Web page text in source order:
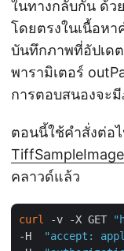
ในทางกลับกัน ด้ว
โดยตรงในเนื้อห
บันทึกภาพที่อัปเด
พารามิเตอร์
การตอบสนองจะ
ตอนนี้ใช้คำสั่งต่อ
คลาวด์แล้ว
curl -v -X GET
-H
"accept: